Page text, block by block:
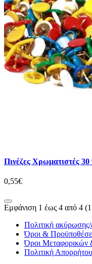
Πινέζες Χρωματιστές 30
0,55€
Εμφάνιση 1 έως 4 από 4
Πολιτική
Όροι &
Όροι Μεταφορικών
Πολιτική Απορρήτου